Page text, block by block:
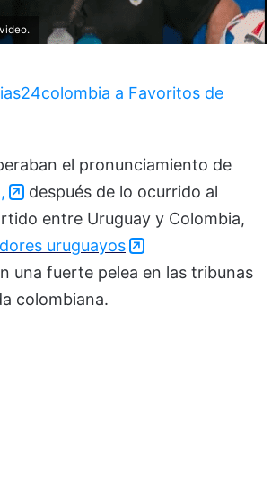
a Favoritos de
el pronunciamiento de
después de lo ocurrido al
entre Uruguay y Colombia,
uruguayos
una fuerte pelea en las tribunas
colombiana.